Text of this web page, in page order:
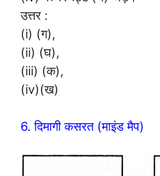
उत्तर :
(i) (ग),
(ii) (घ),
(iii) (क),
(iv)(ख)
6. दिमागी कसरत (माइंड मैप)